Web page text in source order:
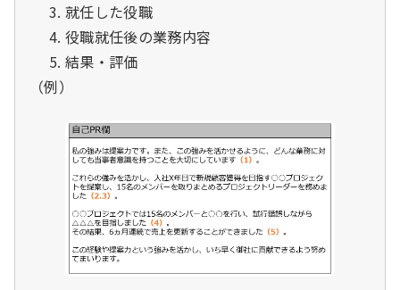
就任した役職
役職就任後の業務内容
結果・評価
（例）